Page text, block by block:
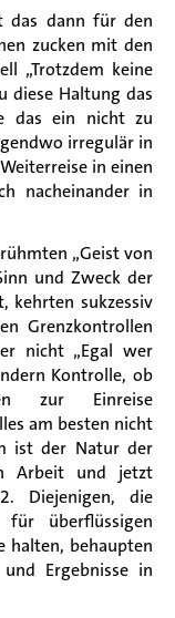
das dann für den
zucken mit den
„Trotzdem keine
diese Haltung das
das ein nicht zu
irregulär in
in einen
nacheinander in
„Geist von
und Zweck der
kehrten sukzessiv
Grenzkontrollen
nicht „Egal wer
Kontrolle, ob
zur Einreise
am besten nicht
ist der Natur der
Arbeit und jetzt
Diejenigen, die
für überflüssigen
halten, behaupten
Ergebnisse in